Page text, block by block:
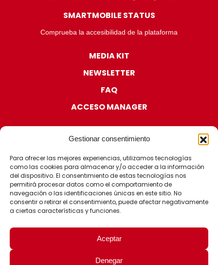
Gestionar consentimiento
Para ofrecer las mejores experiencias, utilizamos tecnologías
como las cookies para almacenar y/o acceder a la información
del dispositivo. El consentimiento de estas tecnologías nos
permitirá procesar datos como el comportamiento de
navegación o las identificaciones únicas en este sitio. No
consentir o retirar el consentimiento, puede afectar negativamente
a ciertas características y funciones.
Aceptar
Denegar
SMARTMOBILE STATUS
Comprueba la accesibilidad de la plataforma
MEDIA KIT
NEWSLETTER
FAQ
ACCESO MANAGER
CERTIFICACIONES